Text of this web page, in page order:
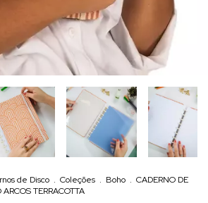
de Disco . Coleções . Boho . CADERNO DE
TERRACOTTA